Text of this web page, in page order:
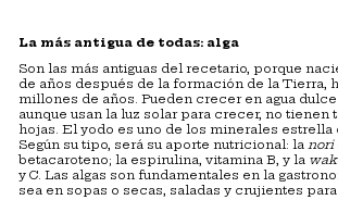
La más antigua de todas: alga
Son las más antiguas del recetario, porque
de años después de la formación de la Tierra,
millones de años. Pueden crecer en agua dulce
aunque usan la luz solar para crecer, no tienen
hojas. El yodo es uno de los minerales estrella
Según su tipo, será su aporte nutricional: la nori
betacaroteno; la espirulina, vitamina B, y la
y C. Las algas son fundamentales en la
sea en sopas o secas, saladas y crujientes para